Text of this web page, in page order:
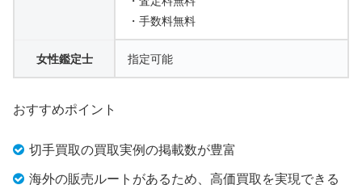
・手数料無料
女性鑑定士 指定可能
おすすめポイント
切手買取の買取実例の掲載数が豊富
海外の販売ルートがあるため、高価買取を実現できる